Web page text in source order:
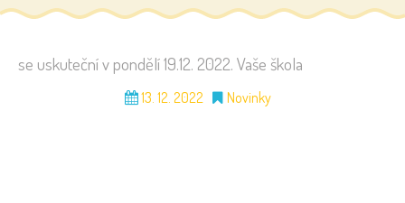
se uskuteční v pondělí 19.12. 2022. Vaše škola
13. 12. 2022 Novinky